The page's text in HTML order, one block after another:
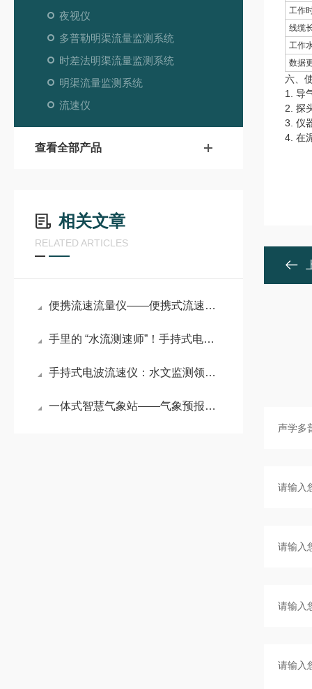
夜视仪
多普勒明渠流量监测系统
时差法明渠流量监测系统
明渠流量监测系统
流速仪
查看全部产品
相关文章
RELATED ARTICLES
便携流速流量仪——便携式流速仪：野外水文勘测高效测量利器
手里的 “水流测速师”！手持式电波流速仪让水文监测更高效
手持式电波流速仪：水文监测领域的便携 “精准哨兵”
一体式智慧气象站——气象预报新纪元，超声波自动站引ling潮流
工作
线缆
工作
数据
六、
1. 导
2. 探
3. 仪
4. 在